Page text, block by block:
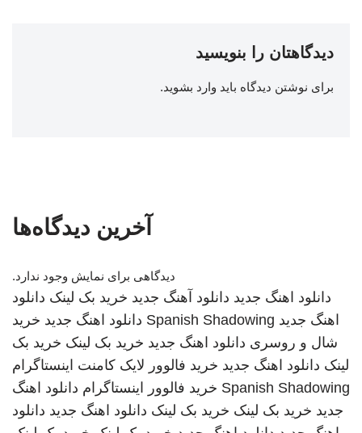
دیدگاهتان را بنویسید
برای نوشتن دیدگاه باید وارد بشوید.
آخرین دیدگاه‌ها
دیدگاهی برای نمایش وجود ندارد.
دانلود اهنگ جدید دانلود آهنگ جدید خرید بک لینک دانلود
اهنگ جدید Spanish Shadowing دانلود اهنگ جدید خرید
شال و روسری دانلود اهنگ جدید خرید بک لینک خرید بک
لینک دانلود اهنگ جدید خرید فالوور لایک کامنت اینستاگرام
Spanish Shadowing خرید فالوور اینستاگرام دانلود اهنگ
جدید خرید بک لینک خرید بک لینک دانلود اهنگ جدید دانلود